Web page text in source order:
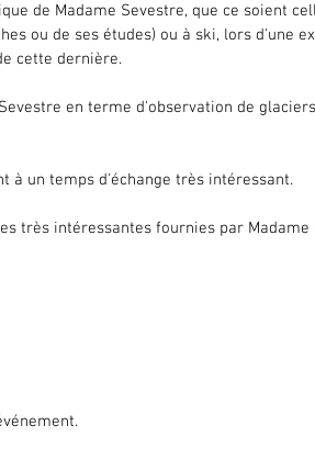
de Madame Sevestre, que ce soient
ou de ses études) ou à ski, lors d'une
cette dernière.
en terme d'observation de
à un temps d'échange très intéressant.
très intéressantes fournies par Madame